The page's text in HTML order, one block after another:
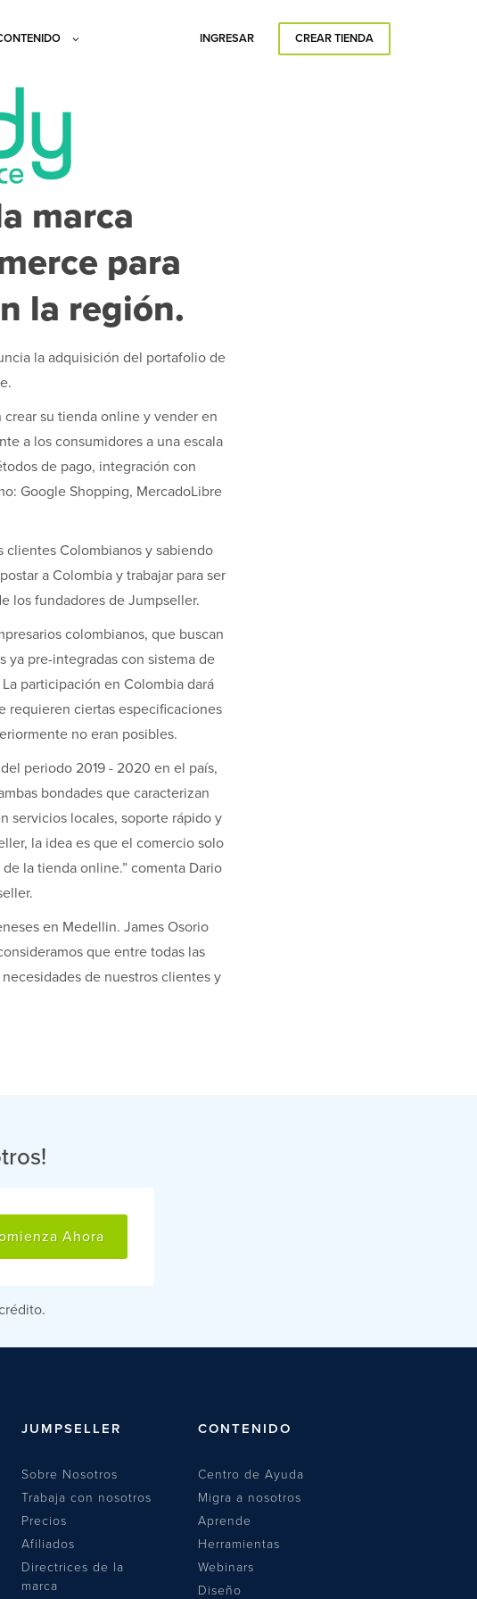
INGRESAR CREAR TIENDA
marca
para
la región.
la adquisición del portafolio de
su tienda online y vender en
a los consumidores a una escala
de pago, integración con
Google Shopping, MercadoLibre
clientes Colombianos y sabiendo
a Colombia y trabajar para ser
los fundadores de Jumpseller.
colombianos, que buscan
ya pre-integradas con sistema de
participación en Colombia dará
requieren ciertas especificaciones
no eran posibles.
periodo 2019 - 2020 en el país,
bondades que caracterizan
servicios locales, soporte rápido y
la idea es que el comercio solo
la tienda online.” comenta Dario
en Medellin. James Osorio
que entre todas las
de nuestros clientes y
Ahora
JUMPSELLER
Sobre Nosotros
Trabaja con nosotros
Precios
Afiliados
Directrices de la
marca
CONTENIDO
Centro de Ayuda
Migra a nosotros
Aprende
Herramientas
Webinars
Diseño